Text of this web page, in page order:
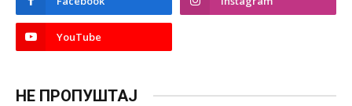
YouTube
НЕ ПРОПУШТАЈ